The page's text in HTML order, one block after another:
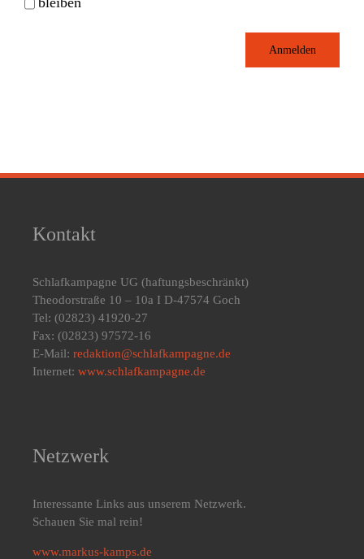
Anmelden
Kontakt
Schlafkampagne UG (haftungsbeschränkt)
Theodorstraße 10 – 10a I D-47574 Goch
Tel: (02823) 41920-27
Fax: (02823) 97572-16
E-Mail: redaktion@schlafkampagne.de
Internet: www.schlafkampagne.de
Netzwerk
Interessante Links aus unserem Netzwerk.
Schauen Sie mal rein!
www.markus-kamps.de